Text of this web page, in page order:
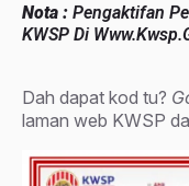
Nota : Pengaktifan
KWSP Di
Dah dapat kod tu?
laman web KWSP